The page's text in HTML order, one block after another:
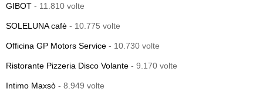
GIBOT - 11.810 volte
SOLELUNA cafè - 10.775 volte
Officina GP Motors Service - 10.730 volte
Ristorante Pizzeria Disco Volante - 9.170 volte
Intimo Maxsò - 8.949 volte